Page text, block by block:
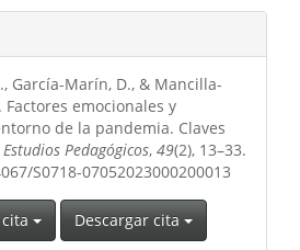
García-Marín, D., & Mancilla-
Factores emocionales y
de la pandemia. Claves
Estudios Pedagógicos, 49(2), 13–33.
S0718-07052023000200013
Descargar cita